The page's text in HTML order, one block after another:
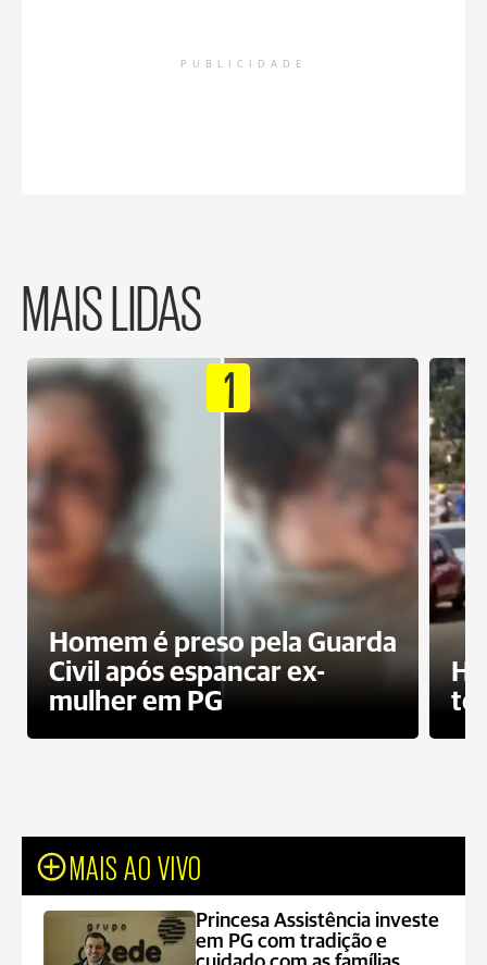
PUBLICIDADE
MAIS LIDAS
1
Homem é preso pela Guarda
Civil após espancar ex-
mulher em PG
MAIS AO VIVO
Princesa Assistência investe
em PG com tradição e